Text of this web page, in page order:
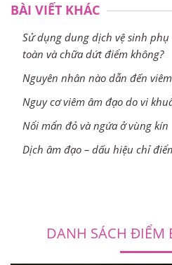
BÀI VIẾT KHÁC
Sử dụng dung dịch vệ sinh
toàn và chữa dứt điểm không?
Nguyên nhân nào dẫn đến
Nguy cơ viêm âm đạo do vi
Nổi mẩn đỏ và ngứa ở vùng kín
Dịch âm đạo – dấu hiệu chỉ
DANH SÁCH ĐIỂM